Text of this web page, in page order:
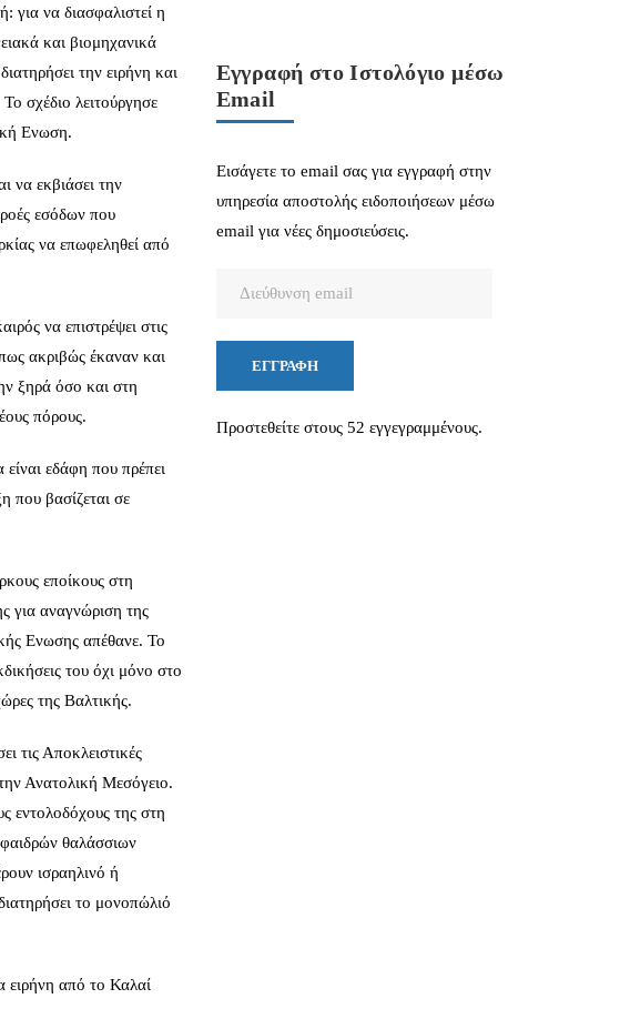
να διασφαλιστεί η
και βιομηχανικά
την ειρήνη και
σχέδιο λειτούργησε
Eνωση.
να εκβιάσει την
εσόδων που
να επωφεληθεί από
να επιστρέψει στις
ακριβώς έκαναν και
ξηρά όσο και στη
πόρους.
εδάφη που πρέπει
που βασίζεται σε
εποίκους στη
για αναγνώριση της
Eνωσης απέθανε. Το
του όχι μόνο στο
της Βαλτικής.
τις Αποκλειστικές
Ανατολική Μεσόγειο.
εντολοδόχους της στη
θαλάσσιων
ισραηλινό ή
το μονοπώλιό
ειρήνη από το Καλαί
Εγγραφή στο Ιστολόγιο μέσω
Email
Εισάγετε το email σας για εγγραφή στην
υπηρεσία αποστολής ειδοποιήσεων μέσω
email για νέες δημοσιεύσεις.
ΕΓΓΡΑΦΉ
Προστεθείτε στους 52 εγγεγραμμένους.